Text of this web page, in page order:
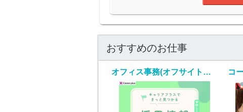
おすすめのお仕事
オフィス事務(オフサイトセンター運営スタッフ/随時入社/長期)